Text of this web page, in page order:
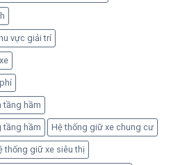
vực giải trí
tầng hầm
tầng hầm Hệ thống giữ xe chung cư
thống giữ xe siêu thị